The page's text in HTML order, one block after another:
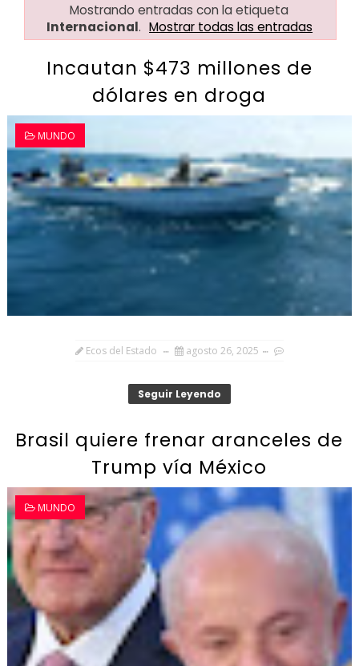
Mostrando entradas con la etiqueta
Internacional. Mostrar todas las entradas
Incautan $473 millones de
dólares en droga
MUNDO
Ecos del Estado agosto 26, 2025
Seguir Leyendo
Brasil quiere frenar aranceles de
Trump vía México
MUNDO